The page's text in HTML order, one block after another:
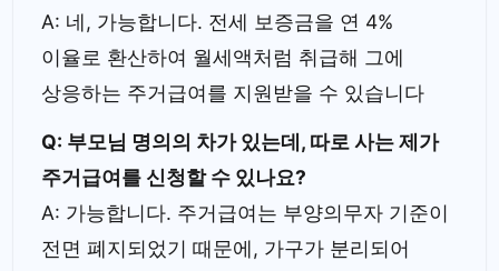
A: 네, 가능합니다. 전세 보증금을 연 4%
이율로 환산하여 월세액처럼 취급해 그에
상응하는 주거급여를 지원받을 수 있습니다
Q: 부모님 명의의 차가 있는데, 따로 사는 제가
주거급여를 신청할 수 있나요?
A: 가능합니다. 주거급여는 부양의무자 기준이
전면 폐지되었기 때문에, 가구가 분리되어